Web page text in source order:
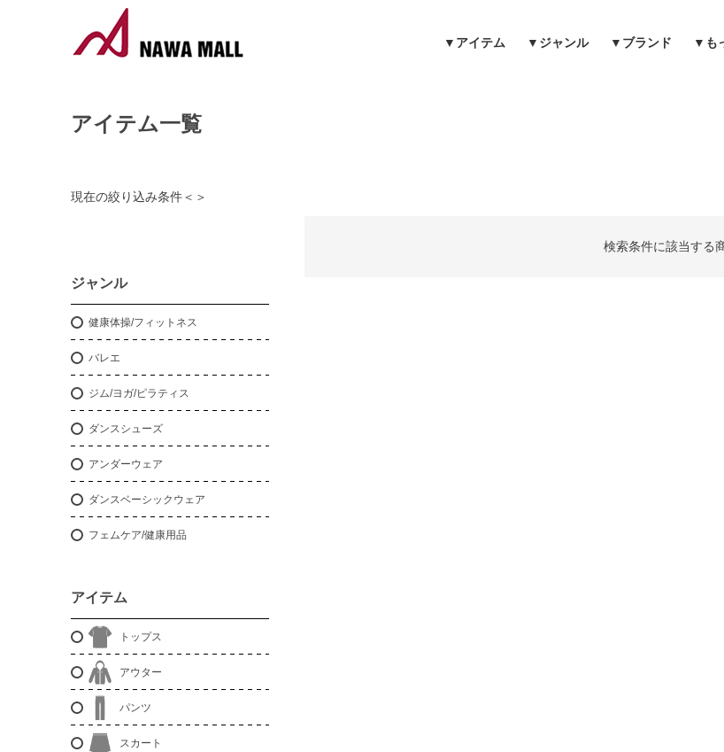
▼アイテム ▼ジャンル ▼ブランド ▼も
検索
現在の絞り込み条件＜ ＞
アイテム一覧
ジャンル
健康体操/フィットネス
バレエ
ジム/ヨガ/ピラティス
ダンスシューズ
アンダーウェア
ダンスベーシックウェア
フェムケア/健康用品
アイテム
トップス
アウター
パンツ
スカート
検索条件に該当する